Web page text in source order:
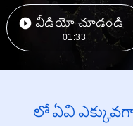
వీడియో చూడండి
01:33
లో ఏవి